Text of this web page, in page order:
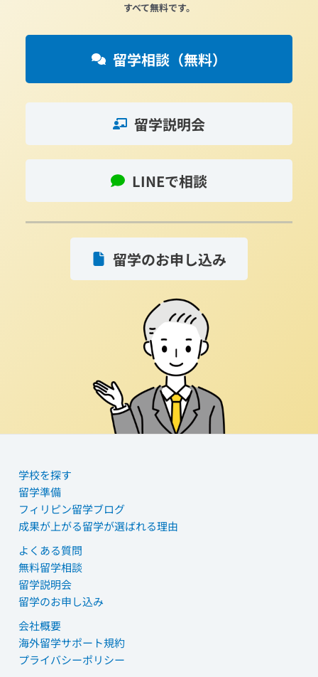
すべて無料です。
留学相談（無料）
留学説明会
LINEで相談
留学のお申し込み
学校を探す
留学準備
フィリピン留学ブログ
成果が上がる留学が選ばれる理由
よくある質問
無料留学相談
留学説明会
留学のお申し込み
会社概要
海外留学サポート規約
プライバシーポリシー